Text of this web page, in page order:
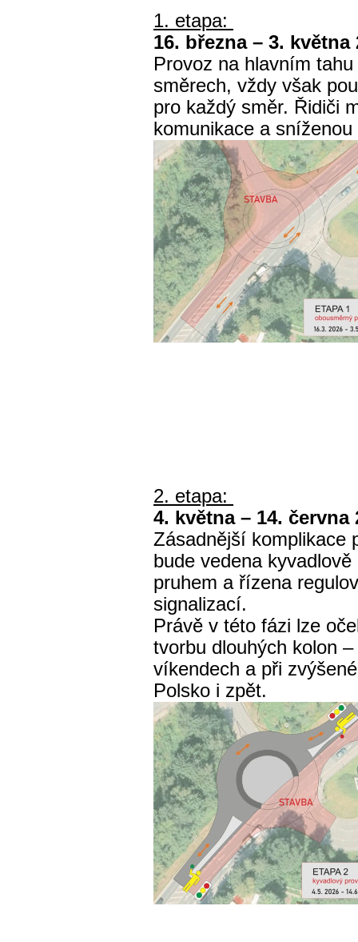
1. etapa:
16. března – 3. května
Provoz na hlavním
směrech, vždy však
pro každý směr. Řidiči
komunikace a
2. etapa:
4. května – 14. června
Zásadnější komplikace
bude vedena
pruhem a řízena
signalizací.
Právě v této fázi lze
tvorbu dlouhých kolon
víkendech a při
Polsko i zpět.